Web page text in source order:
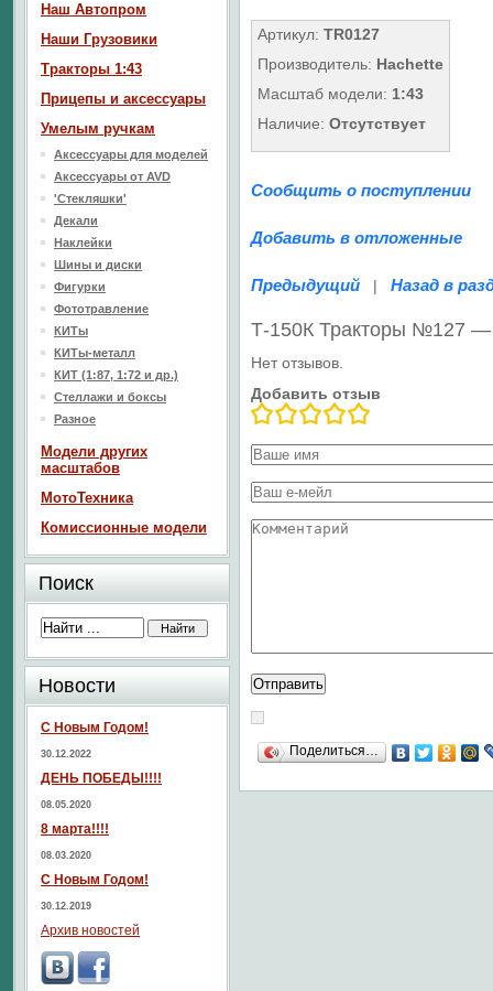
Артикул: TR0127
Производитель: Hachette
Масштаб модели: 1:43
Наличие: Отсутствует
Сообщить о поступлении
Добавить в отложенные
Предыдущий | Назад в
Т-150К Тракторы №127
Нет отзывов.
Добавить отзыв
Поделиться…
Наш Aвтопром
Наши Грузовики
Тракторы 1:43
Прицепы и аксессуары
Умелым ручкам
Аксессуары для моделей
Аксессуары от AVD
'Стекляшки'
Декали
Наклейки
Шины и диски
Фигурки
Фототравление
КИТы
КИТы-металл
КИТ (1:87, 1:72 и др.)
Стеллажи и боксы
Разное
Модели других
масштабов
МотоТехника
Комиссионные модели
Поиск
Новости
С Новым Годом!
30.12.2022
ДЕНЬ ПОБЕДЫ!!!!
08.05.2020
8 марта!!!!
08.03.2020
С Новым Годом!
30.12.2019
Архив новостей